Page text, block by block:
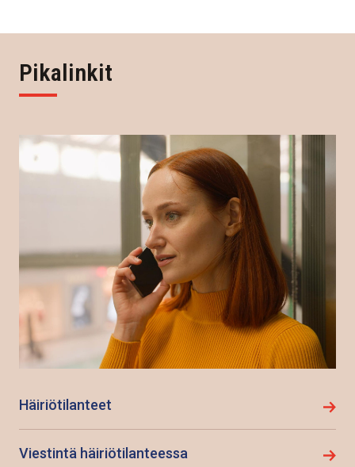
Pikalinkit
Häiriötilanteet
Viestintä häiriötilanteessa